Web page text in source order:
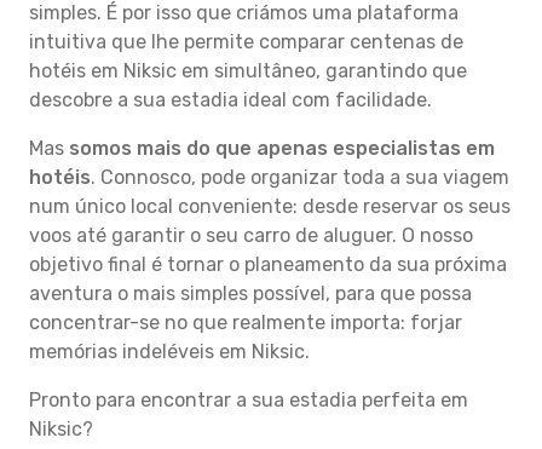
simples. É por isso que criámos uma plataforma
intuitiva que lhe permite comparar centenas de
hotéis em Niksic em simultâneo, garantindo que
descobre a sua estadia ideal com facilidade.
Mas somos mais do que apenas especialistas em
hotéis. Connosco, pode organizar toda a sua viagem
num único local conveniente: desde reservar os seus
voos até garantir o seu carro de aluguer. O nosso
objetivo final é tornar o planeamento da sua próxima
aventura o mais simples possível, para que possa
concentrar-se no que realmente importa: forjar
memórias indeléveis em Niksic.
Pronto para encontrar a sua estadia perfeita em
Niksic?